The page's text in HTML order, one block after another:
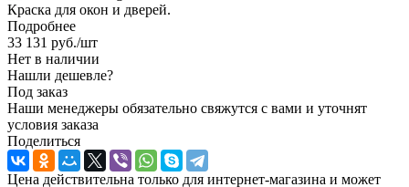
Краска для окон и дверей.
Подробнее
33 131 руб./шт
Нет в наличии
Нашли дешевле?
Под заказ
Наши менеджеры обязательно свяжутся с вами и уточнят
условия заказа
Поделиться
Цена действительна только для интернет-магазина и может